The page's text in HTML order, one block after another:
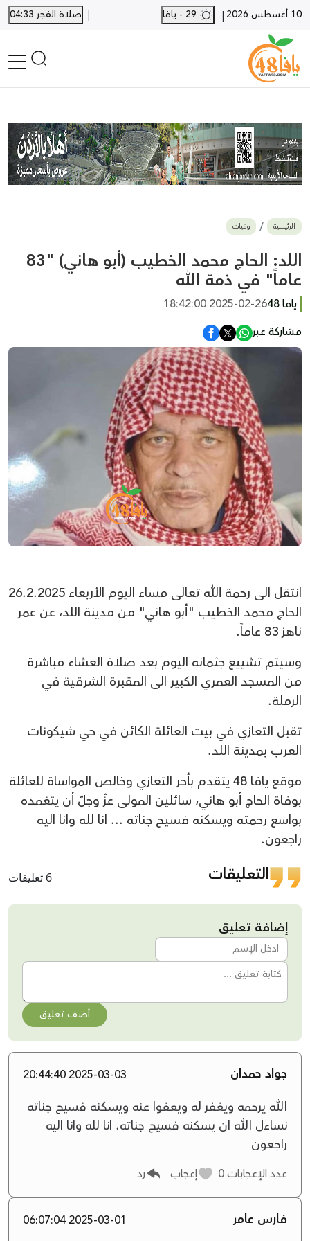
10 أغسطس 2026 |
| صلاة الفجر 04:33
أخبار محلية
أخبار يافا
SHORTS
أخبار اللد والرملة
بيع وشراء
أخبار القدس
وفيات
المزيد
ارسل خبر
الرئيسية وفيات
اللد: الحاج محمد الخطيب (أبو هاني) "83
عاماً" في ذمة الله
يافا 48
2025-02-26 18:42:00
مشاركة عبر
انتقل الى رحمة الله تعالى مساء اليوم الأربعاء 26.2.2025
الحاج محمد الخطيب "أبو هاني" من مدينة اللد، عن عمر
ناهز 83 عاماً.
وسيتم تشييع جثمانه اليوم بعد صلاة العشاء مباشرة
من المسجد العمري الكبير الى المقبرة الشرقية في
الرملة.
تقبل التعازي في بيت العائلة الكائن في حي شيكونات
العرب بمدينة اللد.
موقع يافا 48 يتقدم بأحر التعازي وخالص المواساة للعائلة
بوفاة الحاج أبو هاني، سائلين المولى عزّ وجلّ أن يتغمده
بواسع رحمته ويسكنه فسيح جناته ... انا لله وانا اليه
راجعون.
التعليقات 6 تعليقات
إضافة تعليق
أضف تعليق
جواد حمدان 2025-03-03 20:44:40
الله يرحمه ويغفر له ويعفوا عنه ويسكنه فسيح جناته
نساءل الله ان يسكنه فسيح جناته. انا لله وانا اليه
راجعون
عدد الإعجابات إعجاب رد
فارس عامر 2025-03-01 06:07:04